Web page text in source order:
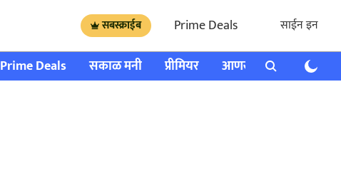
सबस्क्राईब Prime Deals साईन इन
Prime Deals सकाळ मनी प्रीमियर आणखी राशी भविष्य